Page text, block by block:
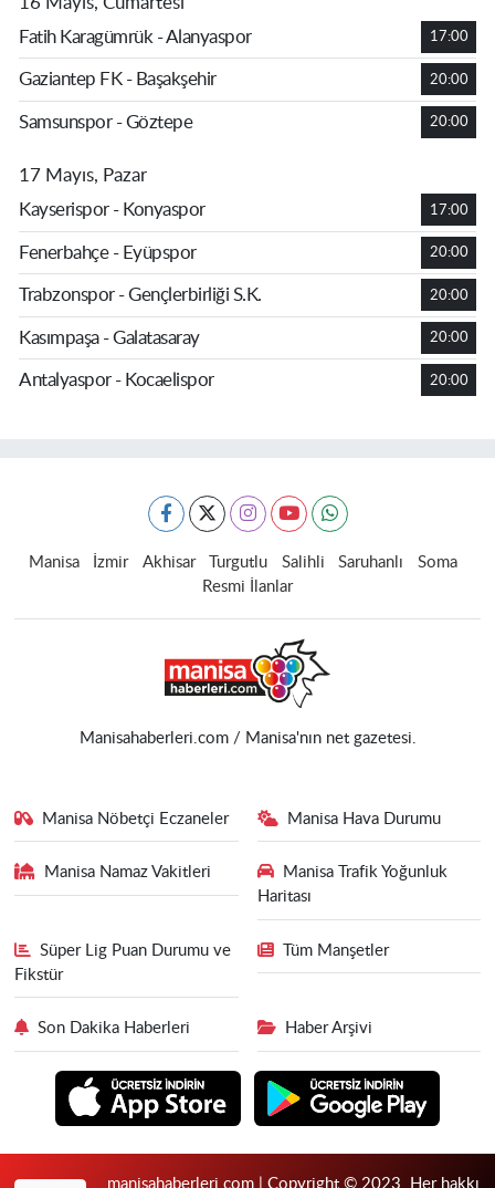
Fatih Karagümrük - Alanyaspor
17:00
Gaziantep FK - Başakşehir 20:00
Samsunspor - Göztepe 20:00
17 Mayıs, Pazar
Kayserispor - Konyaspor
17:00
Fenerbahçe - Eyüpspor 20:00
Trabzonspor - Gençlerbirliği S.K. 20:00
Kasımpaşa - Galatasaray 20:00
Antalyaspor - Kocaelispor 20:00
Manisa İzmir Akhisar Turgutlu Salihli Saruhanlı
Soma
Resmi İlanlar
Manisahaberleri.com / Manisa'nın net gazetesi.
Manisa Nöbetçi Eczaneler Manisa Hava Durumu
Manisa Namaz Vakitleri
Manisa Trafik Yoğunluk
Haritası
Süper Lig Puan Durumu ve
Fikstür
Tüm Manşetler
Son Dakika Haberleri Haber Arşivi
manisahaberleri.com | Copyright © 2023. Her hakkı